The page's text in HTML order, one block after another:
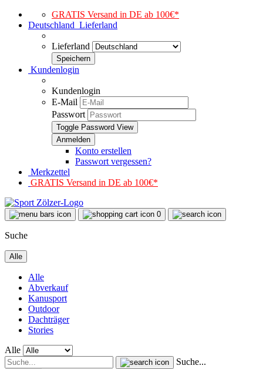
GRATIS Versand in DE ab 100€*
Deutschland Lieferland
Lieferland
Kundenlogin
Kundenlogin
E-Mail
Passwort
Toggle Password View
Konto erstellen
Passwort vergessen?
Merkzettel
GRATIS Versand in DE ab 100€*
0
Suche
Alle
Alle
Abverkauf
Kanusport
Outdoor
Dachträger
Stories
Alle
Suche...